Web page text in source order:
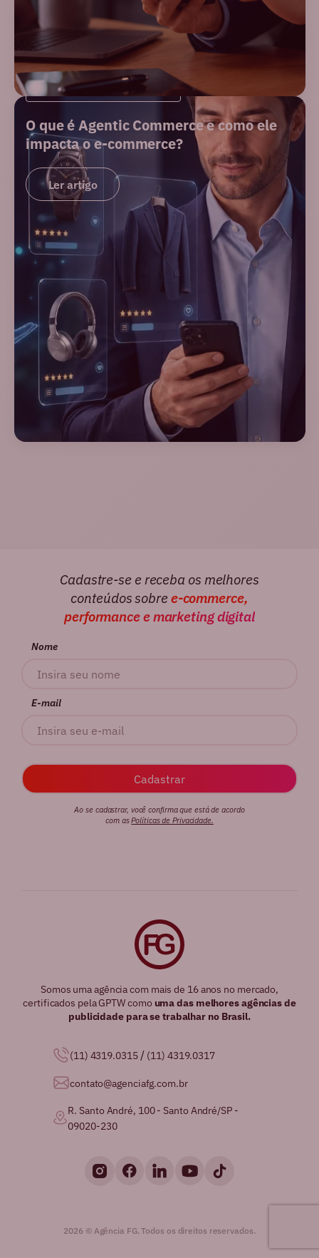
INTELIGÊNCIA ARTIFICIAL
O que é Agentic Commerce e como ele
impacta o e-commerce?
Ler artigo
Somos uma agência com mais de 16 anos no mercado,
certificados pela GPTW como uma das melhores agências de
publicidade para se trabalhar no Brasil.
(11) 4319.0315 / (11) 4319.0317
contato@agenciafg.com.br
R. Santo André, 100 - Santo André/SP -
09020-230
2026 © Agência FG. Todos os direitos reservados.
Cadastre-se e receba os melhores
conteúdos sobre e-commerce,
performance e marketing digital
Nome
E-mail
Ao se cadastrar, você confirma que está de acordo
com asPolíticas de Privacidade.